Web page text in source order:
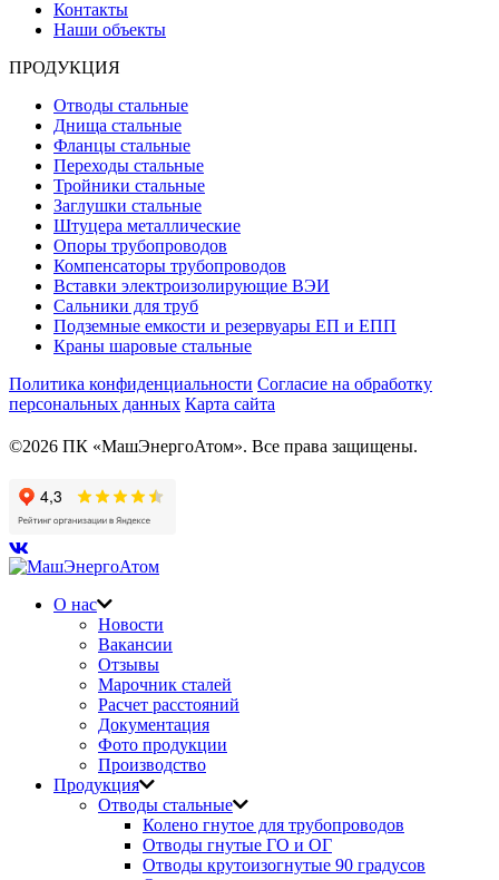
Контакты
Наши объекты
ПРОДУКЦИЯ
Отводы стальные
Днища стальные
Фланцы стальные
Переходы стальные
Тройники стальные
Заглушки стальные
Штуцера металлические
Опоры трубопроводов
Компенсаторы трубопроводов
Вставки электроизолирующие ВЭИ
Сальники для труб
Подземные емкости и резервуары ЕП и ЕПП
Краны шаровые стальные
Политика конфиденциальности Согласие на обработку
персональных данных Карта сайта
©2026 ПК «МашЭнергоАтом». Все права защищены.
О нас
Новости
Вакансии
Отзывы
Марочник сталей
Расчет расстояний
Документация
Фото продукции
Производство
Продукция
Отводы стальные
Колено гнутое для трубопроводов
Отводы гнутые ГО и ОГ
Отводы крутоизогнутые 90 градусов